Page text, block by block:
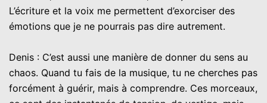
L’écriture et la voix me permettent d’exorciser des
émotions que je ne pourrais pas dire autrement.
Denis : C’est aussi une manière de donner du sens au
chaos. Quand tu fais de la musique, tu ne cherches pas
forcément à guérir, mais à comprendre. Ces morceaux,